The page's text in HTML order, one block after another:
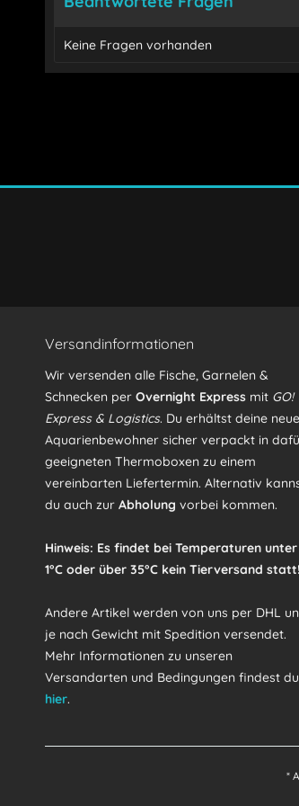
Keine Fragen vorhanden
Versandinformationen
Wir versenden alle Fische, Garnelen &
Schnecken per Overnight Express mit GO!
Express & Logistics. Du erhältst deine
Aquarienbewohner sicher verpackt in
geeigneten Thermoboxen zu einem
vereinbarten Liefertermin. Alternativ
du auch zur Abholung vorbei kommen.
Hinweis: Es findet bei Temperaturen unter
1°C oder über 35°C kein Tierversand statt!
Andere Artikel werden von uns per DHL
je nach Gewicht mit Spedition versendet.
Mehr Informationen zu unseren
Versandarten und Bedingungen findest du
hier.
*